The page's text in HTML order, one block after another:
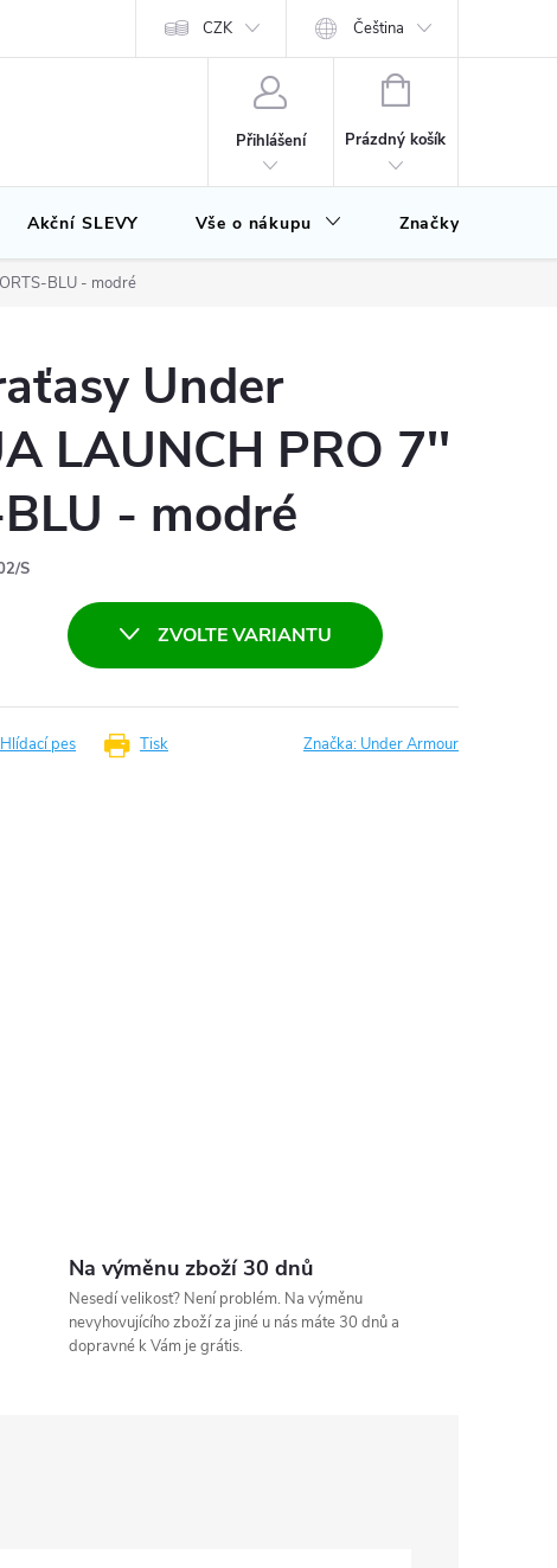
CZK Čeština
Přihlášení
NÁKUPNÍ
Prázdný košík
Akční SLEVY Vše o nákupu Značky
BLU - modré
Under
LAUNCH PRO 7''
- modré
S
ZVOLTE VARIANTU
Tisk
Hlídací pes Značka: Under Armour
Na výměnu zboží 30 dnů
Nesedí velikost? Není problém. Na výměnu
nevyhovujícího zboží za jiné u nás máte 30 dnů a
dopravné k Vám je grátis.